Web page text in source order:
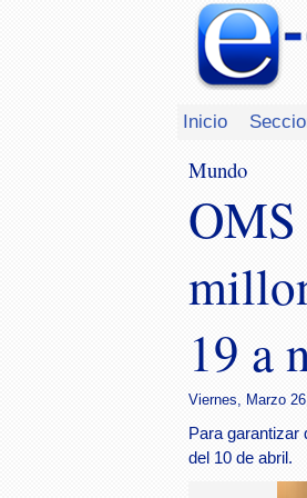
Inicio
Mundo
OMS
19 a
Viernes, Marzo
Para garantizar
del 10 de abril.